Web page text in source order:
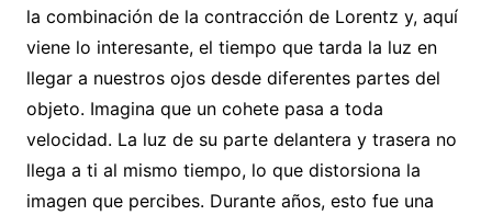
la combinación de la contracción de Lorentz y, aquí
viene lo interesante, el tiempo que tarda la luz en
llegar a nuestros ojos desde diferentes partes del
objeto. Imagina que un cohete pasa a toda
velocidad. La luz de su parte delantera y trasera no
llega a ti al mismo tiempo, lo que distorsiona la
imagen que percibes. Durante años, esto fue una